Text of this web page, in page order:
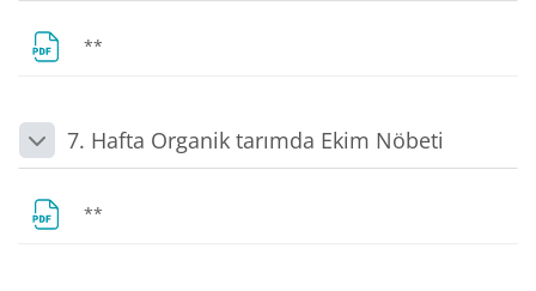
**
Daralt7. Hafta Organik tarımda Ekim Nöbeti
**